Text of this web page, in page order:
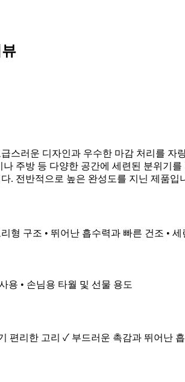
스러운 디자인과 우수한 마감 처리를
주방 등 다양한 공간에 세련된 분위기
. 전반적으로 높은 완성도를 지닌 제품입
형 구조 • 뛰어난 흡수력과 빠른 건조 •
용 • 손님용 타월 및 선물 용도
편리한 고리 ✓ 부드러운 촉감과 뛰어난